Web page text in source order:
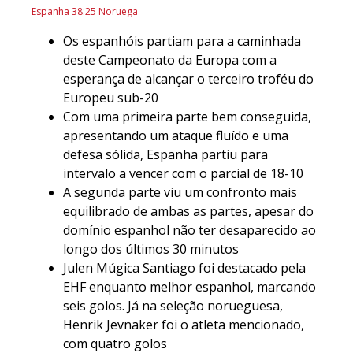
Espanha 38:25 Noruega
Os espanhóis partiam para a caminhada
deste Campeonato da Europa com a
esperança de alcançar o terceiro troféu do
Europeu sub-20
Com uma primeira parte bem conseguida,
apresentando um ataque fluído e uma
defesa sólida, Espanha partiu para
intervalo a vencer com o parcial de 18-10
A segunda parte viu um confronto mais
equilibrado de ambas as partes, apesar do
domínio espanhol não ter desaparecido ao
longo dos últimos 30 minutos
Julen Múgica Santiago foi destacado pela
EHF enquanto melhor espanhol, marcando
seis golos. Já na seleção norueguesa,
Henrik Jevnaker foi o atleta mencionado,
com quatro golos